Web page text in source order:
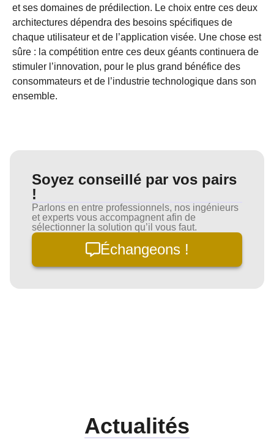
et ses domaines de prédilection. Le choix entre ces deux
architectures dépendra des besoins spécifiques de
chaque utilisateur et de l’application visée. Une chose est
sûre : la compétition entre ces deux géants continuera de
stimuler l’innovation, pour le plus grand bénéfice des
consommateurs et de l’industrie technologique dans son
ensemble.
Soyez conseillé par vos pairs
!
Parlons en entre professionnels, nos ingénieurs
et experts vous accompagnent afin de
sélectionner la solution qu’il vous faut.
Échangeons !
Actualités